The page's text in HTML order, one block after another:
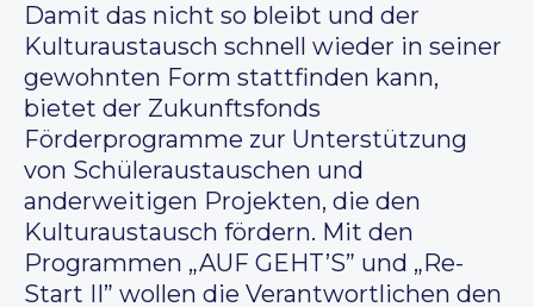
Damit das nicht so bleibt und der
Kulturaustausch schnell wieder in seiner
gewohnten Form stattfinden kann,
bietet der Zukunftsfonds
Förderprogramme zur Unterstützung
von Schüleraustauschen und
anderweitigen Projekten, die den
Kulturaustausch fördern. Mit den
Programmen „AUF GEHT’S” und „Re-
Start II” wollen die Verantwortlichen den